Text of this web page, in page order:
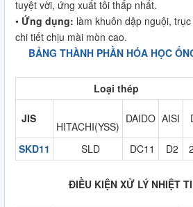
tuyệt vời, ứng xuất tôi thấp nhất.
• Ứng dụng: làm khuôn dập nguội,
chi tiết chịu mài mòn cao.
BẢNG THÀNH PHẦN HÓA HỌC
Loại thép
JIS
HITACHI(YSS)
DAIDO AISI
SKD11 SLD DC11 D2
ĐIỀU KIỆN XỬ LÝ NHIỆT